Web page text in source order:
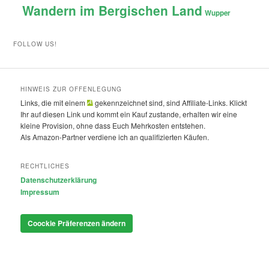
Wandern im Bergischen Land Wupper
FOLLOW US!
HINWEIS ZUR OFFENLEGUNG
Links, die mit einem
gekennzeichnet sind, sind Affiliate-Links. Klickt
Ihr auf diesen Link und kommt ein Kauf zustande, erhalten wir eine
kleine Provision, ohne dass Euch Mehrkosten entstehen.
Als Amazon-Partner verdiene ich an qualifizierten Käufen.
RECHTLICHES
Datenschutzerklärung
Impressum
Coockie Präferenzen ändern